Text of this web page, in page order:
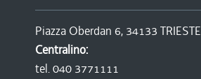
Piazza Oberdan 6, 34133 TRIESTE
Centralino:
tel. 040 3771111